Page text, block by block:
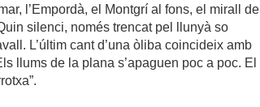
l’Empordà, el Montgrí al fons, el mirall de
silenci, només trencat pel llunyà so
L’últim cant d’una òliba coincideix amb
llums de la plana s’apaguen poc a poc. El